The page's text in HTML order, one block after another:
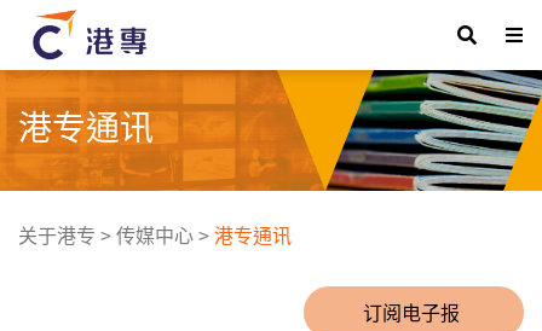
港专通讯
关于港专 >传媒中心>港专通讯
订阅电子报